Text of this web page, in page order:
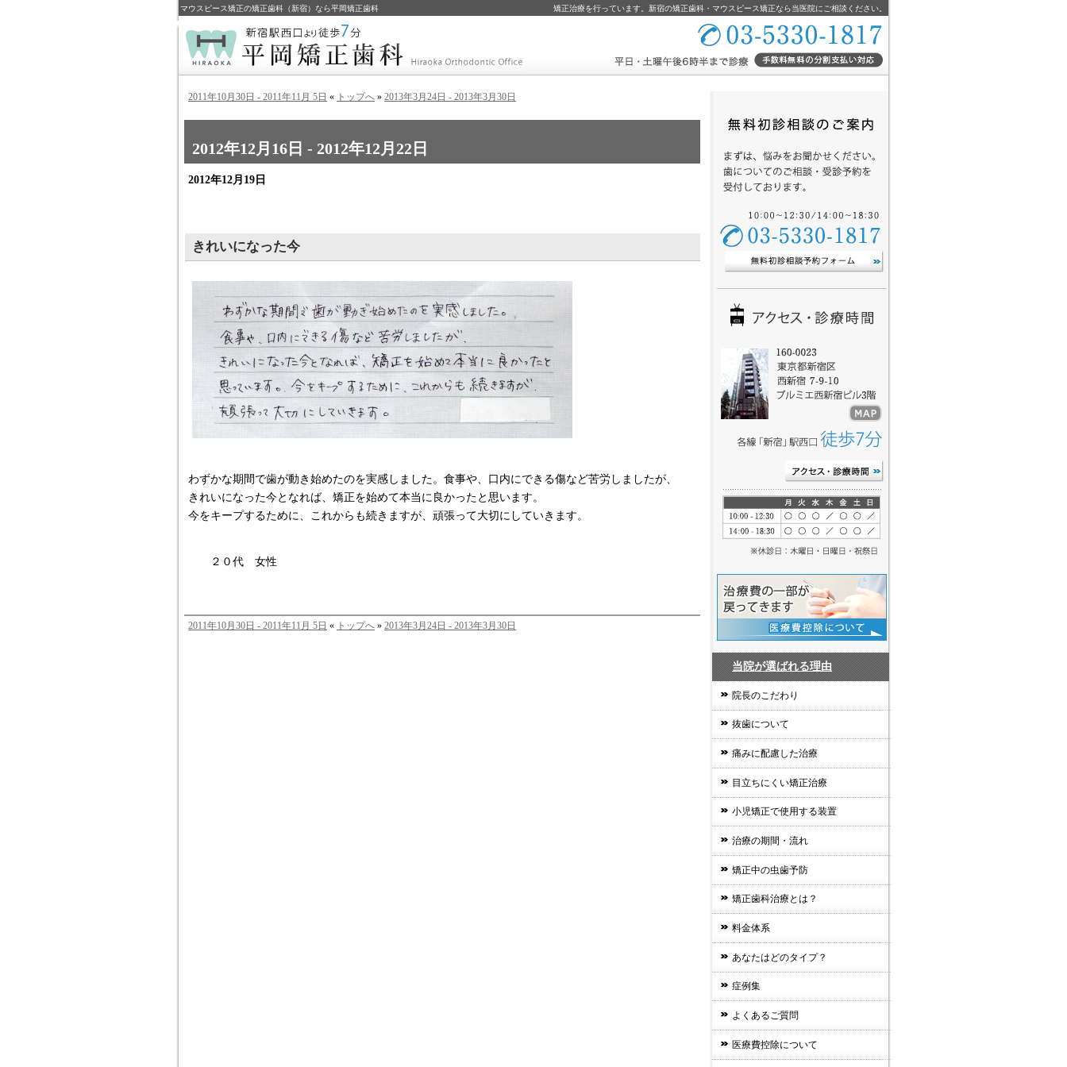
2012年12月16日 - 2012年12月22日
矯正治療を行っています。新宿の矯正歯科・マウスピース矯正なら当医院にご相談ください。
マウスピース矯正の矯正歯科（新宿）なら平岡矯正歯科
2011年10月30日 - 2011年11月 5日 « トップへ » 2013年3月24日 - 2013年3月30日
2012年12月19日
きれいになった今
わずかな期間で歯が動き始めたのを実感しました。食事や、口内にできる傷など苦労しましたが、
きれいになった今となれば、矯正を始めて本当に良かったと思います。
今をキープするために、これからも続きますが、頑張って大切にしていきます。
２０代 女性
2011年10月30日 - 2011年11月 5日 « トップへ » 2013年3月24日 - 2013年3月30日
当院が選ばれる理由
院長のこだわり
抜歯について
痛みに配慮した治療
目立ちにくい矯正治療
小児矯正で使用する装置
治療の期間・流れ
矯正中の虫歯予防
矯正歯科治療とは？
料金体系
あなたはどのタイプ？
症例集
よくあるご質問
医療費控除について